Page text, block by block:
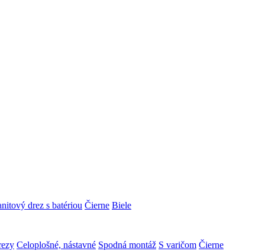
drez s batériou Čierne Biele
Celoplošné, nástavné Spodná montáž S varičom Čierne